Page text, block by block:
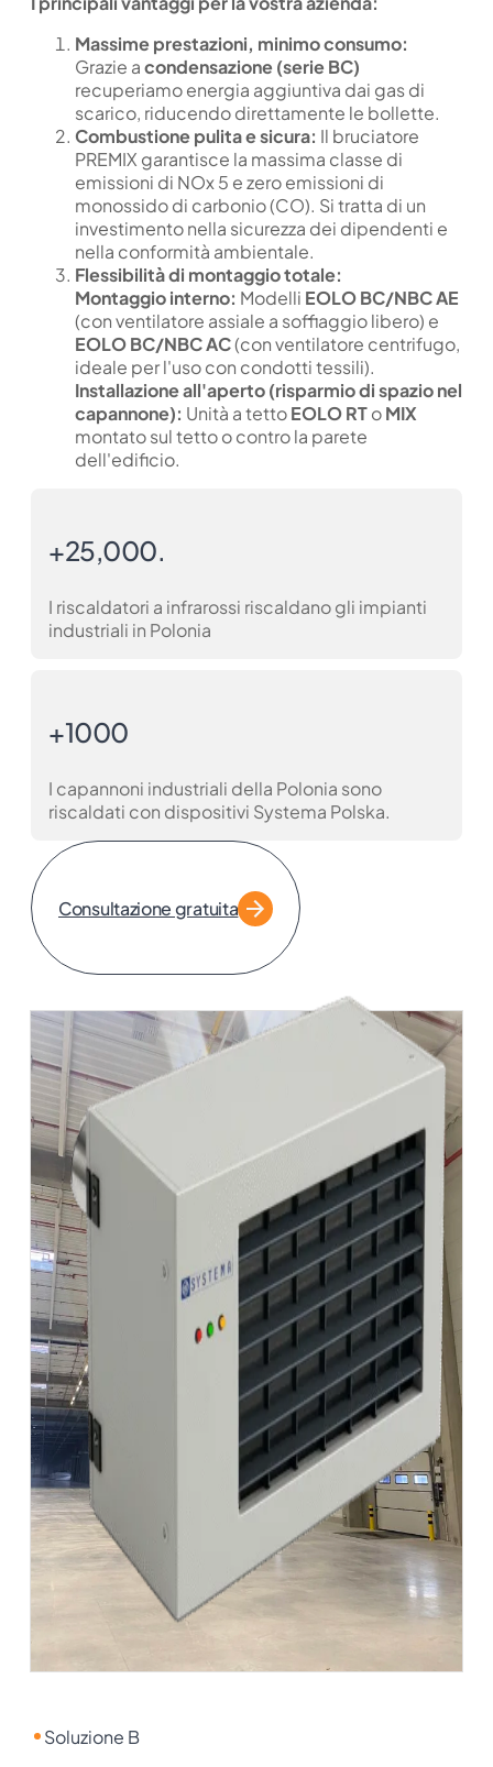
Massime prestazioni, minimo consumo:
Grazie acondensazione (serie BC)
recuperiamo energia aggiuntiva dai gas di
scarico, riducendo direttamente le bollette.
Combustione pulita e sicura: Il bruciatore
PREMIX garantisce la massima classe di
emissioni di NOx 5 e zero emissioni di
monossido di carbonio (CO). Si tratta di un
investimento nella sicurezza dei dipendenti e
nella conformità ambientale.
Flessibilità di montaggio totale:
Montaggio interno: Modelli EOLO BC/NBC AE
(con ventilatore assiale a soffiaggio libero) e
EOLO BC/NBC AC(con ventilatore centrifugo,
ideale per l'uso con condotti tessili).
Installazione all'aperto (risparmio di spazio nel
capannone): Unità a tettoEOLO RToMIX
montato sul tetto o contro la parete
dell'edificio.
+25,000.
I riscaldatori a infrarossi riscaldano gli impianti
industriali in Polonia
+1000
I capannoni industriali della Polonia sono
riscaldati con dispositivi Systema Polska.
Consultazione gratuita
Soluzione B